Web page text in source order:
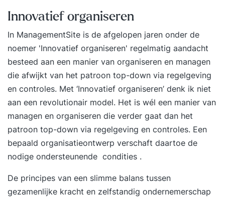
Innovatief organiseren
In ManagementSite is de afgelopen jaren onder de
noemer 'Innovatief organiseren' regelmatig aandacht
besteed aan een manier van organiseren en managen
die afwijkt van het patroon top-down via regelgeving
en controles. Met ‘Innovatief organiseren’ denk ik niet
aan een revolutionair model. Het is wél een manier van
managen en organiseren die verder gaat dan het
patroon top-down via regelgeving en controles. Een
bepaald organisatieontwerp verschaft daartoe de
nodige ondersteunende condities .
De principes van een slimme balans tussen
gezamenlijke kracht en zelfstandig ondernemerschap